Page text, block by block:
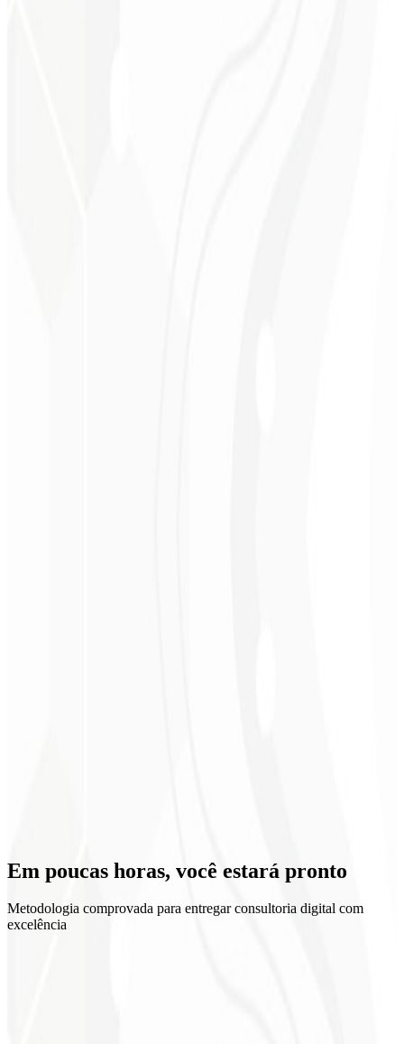
Time alinhado
Em poucas horas, você estará pronto
Metodologia comprovada para entregar consultoria digital com
excelência